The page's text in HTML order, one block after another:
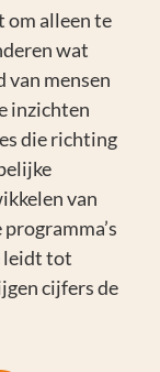
om alleen te
wat
van mensen
inzichten
die richting
van
leidt tot
cijfers de